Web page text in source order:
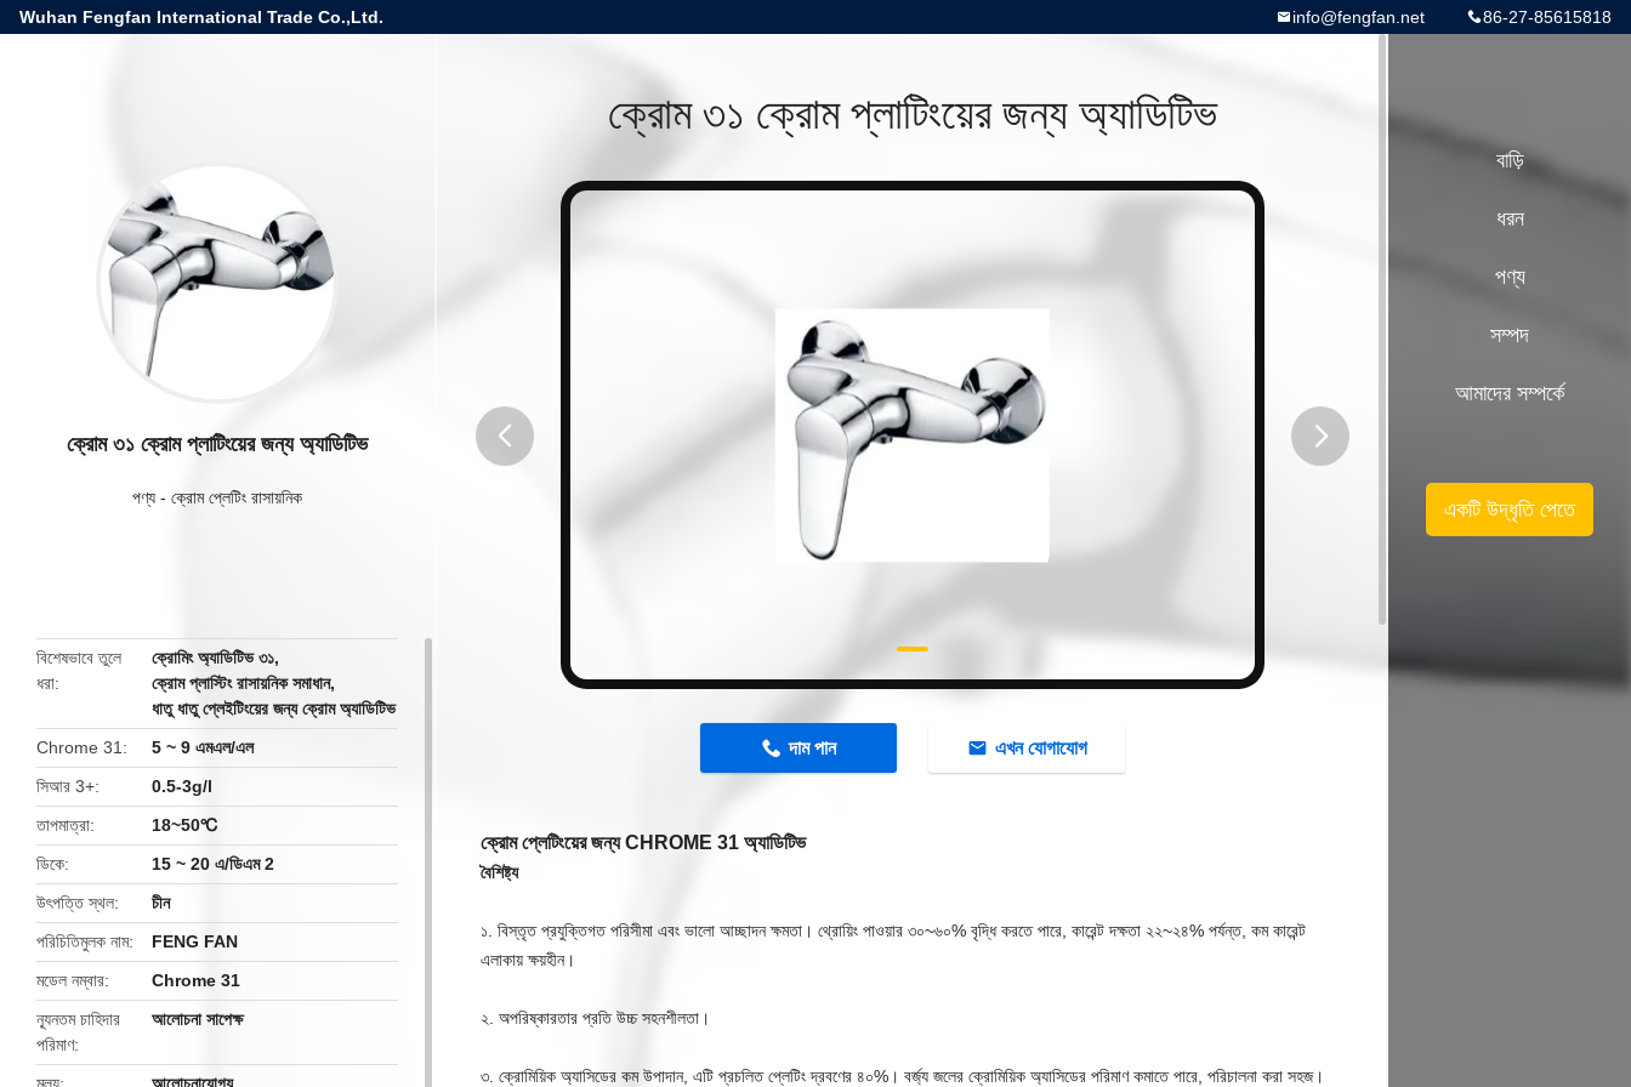
Wuhan Fengfan International Trade Co.,Ltd. 86-27-85615818
info@fengfan.net
ক্রোম ৩১ ক্রোম প্লাটিংয়ের জন্য অ্যাডিটিভ
পণ্য - ক্রোম প্লেটিং রাসায়নিক
বিশেষভাবে তুলে
ধরা
ক্রোমিং অ্যাডিটিভ ৩১,
ক্রোম প্লাস্টিং রাসায়নিক সমাধান,
ধাতু ধাতু প্লেইটিংয়ের জন্য ক্রোম অ্যাডিটিভ
Chrome 31
5 ~ 9 এমএল/এল
সিআর 3+
0.5-3g/l
তাপমাত্রা
18~50℃
ডিকে
15 ~ 20 এ/ডিএম 2
উৎপত্তি স্থল
চীন
পরিচিতিমুলক নাম
FENG FAN
মডেল নম্বার
Chrome 31
ন্যূনতম চাহিদার
পরিমাণ
আলোচনা সাপেক্ষ
ক্রোম ৩১ ক্রোম প্লাটিংয়ের জন্য অ্যাডিটিভ
দাম পান এখন যোগাযোগ
ক্রোম প্লেটিংয়ের জন্য CHROME 31 অ্যাডিটিভ
বৈশিষ্ট্য
১. বিস্তৃত প্রযুক্তিগত পরিসীমা এবং ভালো আচ্ছাদন ক্ষমতা। থ্রোয়িং পাওয়ার ৩০~৬০% বৃদ্ধি করতে পারে, কারেন্ট দক্ষতা ২২~২৪% পর্যন্ত, কম কারেন্ট
এলাকায় ক্ষয়হীন।
২. অপরিষ্কারতার প্রতি উচ্চ সহনশীলতা।
৩. ক্রোমিয়িক অ্যাসিডের কম উপাদান, এটি প্রচলিত প্লেটিং দ্রবণের ৪০%। বর্জ্য জলের ক্রোমিয়িক অ্যাসিডের পরিমাণ কমাতে পারে, পরিচালনা করা সহজ।
বাড়ি
ধরন
পণ্য
সম্পদ
আমাদের সম্পর্কে
একটি উদ্ধৃতি পেতে